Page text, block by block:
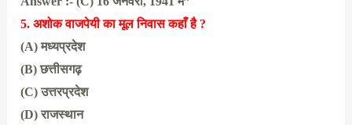
5. अशोक वाजपेयी का मूल निवास कहाँ है ?
(A) मध्यप्रदेश
(B) छत्तीसगढ़
(C) उत्तरप्रदेश
(D) राजस्थान